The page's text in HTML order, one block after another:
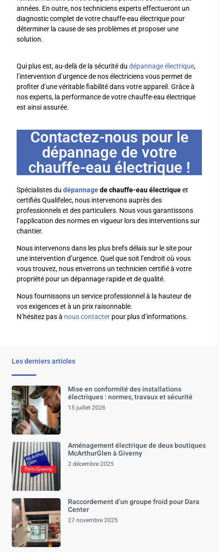
années. En outre, nos techniciens experts effectueront un
diagnostic complet de votre chauffe-eau électrique pour
déterminer la cause de ses problèmes et proposer une
solution.
Qui plus est, au-delà de la sécurité du dépannage électrique,
l’intervention d’urgence de nos électriciens vous permet de
profiter d’une véritable fiabilité dans votre appareil. Grâce à
nos experts, la performance de votre chauffe-eau électrique
est ainsi assurée.
Contactez-nous pour le
dépannage de votre
chauffe-eau électrique !
Spécialistes du dépannagede chauffe-eau électriqueet
certifiés Qualifelec, nous intervenons auprès des
professionnels et des particuliers. Nous vous garantissons
l’application des normes en vigueur lors des interventions sur
chantier.
Nous intervenons dans les plus brefs délais sur le site pour
une intervention d’urgence. Quel que soit l’endroit où vous
vous trouvez, nous enverrons un technicien certifié à votre
propriété pour un dépannage rapide et de qualité.
Nous fournissons un service professionnel à la hauteur de
vos exigences et à un prix raisonnable.
N’hésitez pas à nous contacter pour plus d’informations.
Les derniers articles
Mise en conformité des installations
électriques : normes, travaux et sécurité
15 juillet 2026
Aménagement électrique de deux boutiques
McArthurGlen à Giverny
2 décembre 2025
Raccordement d’un groupe froid pour Dara
Center
27 novembre 2025